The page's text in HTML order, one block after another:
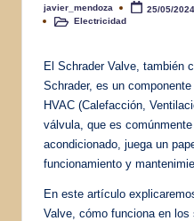
Publicado
por
javier_mendoza 25/05/2024
PublicadoElectricidad
El Schrader Valve, también
Schrader, es un
HVAC (Calefacción,
válvula, que es
acondicionado, juega un
funcionamiento y
En este artículo
Valve, cómo funciona en